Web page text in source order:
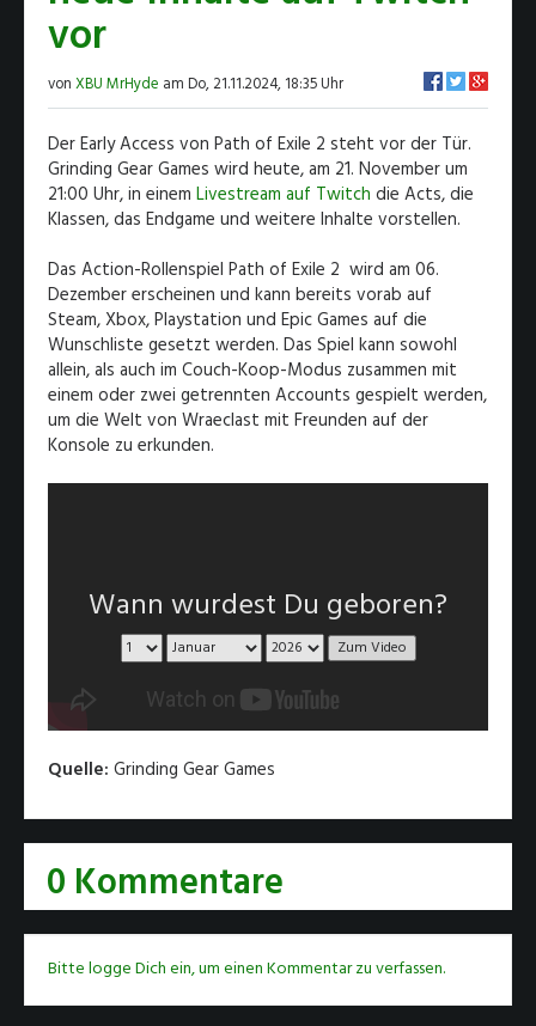
vor
von XBU MrHyde am Do, 21.11.2024, 18:35 Uhr
Der Early Access von Path of Exile 2 steht vor der Tür.
Grinding Gear Games wird heute, am 21. November um
21:00 Uhr, in einem Livestream auf Twitch die Acts, die
Klassen, das Endgame und weitere Inhalte vorstellen.
Das Action-Rollenspiel Path of Exile 2 wird am 06.
Dezember erscheinen und kann bereits vorab auf
Steam, Xbox, Playstation und Epic Games auf die
Wunschliste gesetzt werden. Das Spiel kann sowohl
allein, als auch im Couch-Koop-Modus zusammen mit
einem oder zwei getrennten Accounts gespielt werden,
um die Welt von Wraeclast mit Freunden auf der
Konsole zu erkunden.
Wann wurdest Du geboren?
Quelle: Grinding Gear Games
0 Kommentare
Bitte logge Dich ein, um einen Kommentar zu verfassen.